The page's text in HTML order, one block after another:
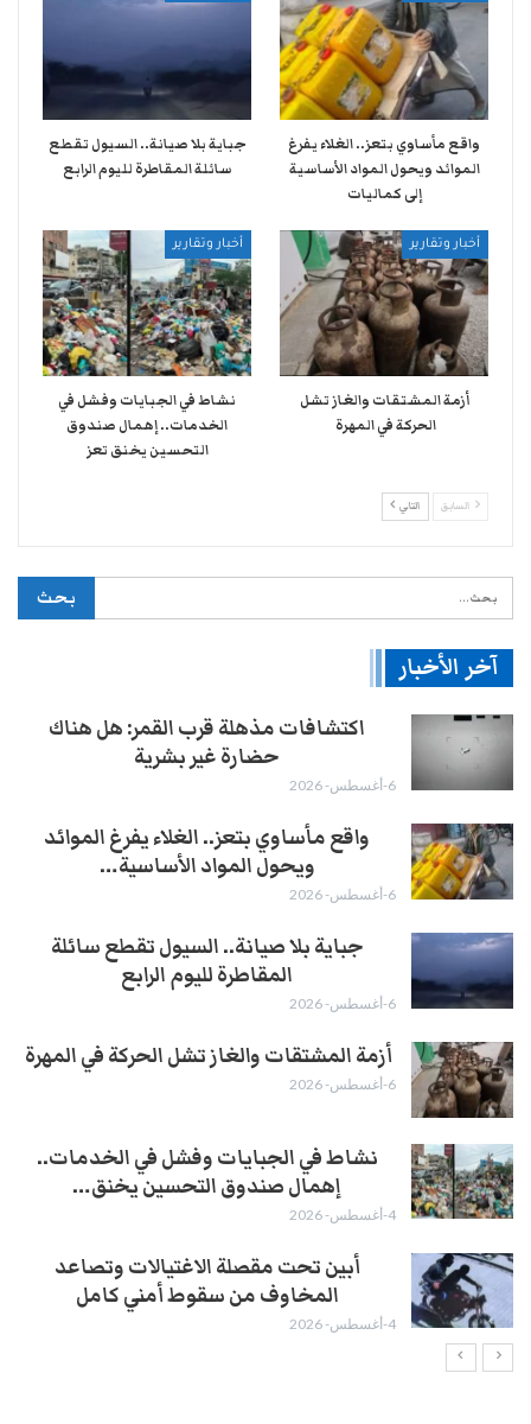
واقع مأساوي بتعز.. الغلاء يفرغ
الموائد ويحول المواد الأساسية
إلى كماليات
جباية بلا صيانة.. السيول تقطع
سائلة المقاطرة لليوم الرابع
أخبار وتقارير
أزمة المشتقات والغاز تشل
الحركة في المهرة ​
أخبار وتقارير
نشاط في الجبايات وفشل في
الخدمات.. إهمال صندوق
التحسين يخنق تعز
السابق التالي
آخر الأخبار
اكتشافات مذهلة قرب القمر: هل هناك
حضارة غير بشرية
6-أغسطس- 2026
واقع مأساوي بتعز.. الغلاء يفرغ الموائد
ويحول المواد الأساسية…
6-أغسطس- 2026
جباية بلا صيانة.. السيول تقطع سائلة
المقاطرة لليوم الرابع
6-أغسطس- 2026
أزمة المشتقات والغاز تشل الحركة في المهرة ​
6-أغسطس- 2026
نشاط في الجبايات وفشل في الخدمات..
إهمال صندوق التحسين يخنق…
4-أغسطس- 2026
أبين تحت مقصلة الاغتيالات وتصاعد
المخاوف من سقوط أمني كامل
4-أغسطس- 2026